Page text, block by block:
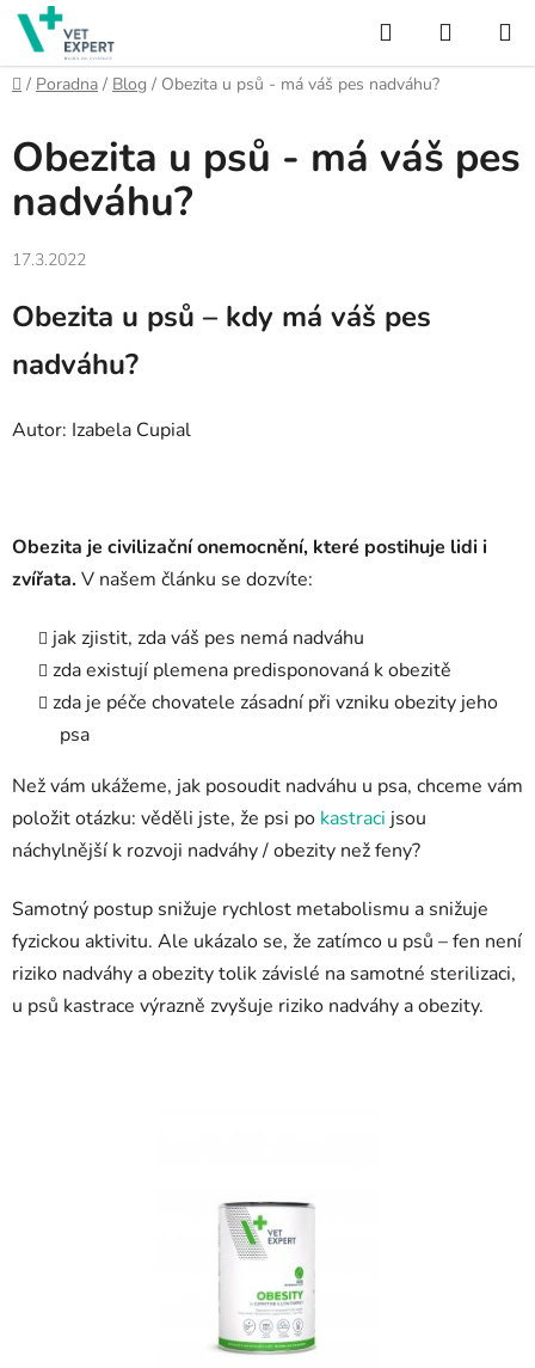
Přejít
obsah
Hledat
KOŠÍK
Domů
/ Poradna / Blog / Obezita u psů - má váš pes nadváhu?
Obezita u psů - má váš pes
nadváhu?
17.3.2022
Obezita u psů – kdy má váš pes
nadváhu?
Autor: Izabela Cupial
Obezita je civilizační onemocnění, které postihuje lidi i
zvířata. V našem článku se dozvíte:
jak zjistit, zda váš pes nemá nadváhu
zda existují plemena predisponovaná k obezitě
zda je péče chovatele zásadní při vzniku obezity jeho
psa
Než vám ukážeme, jak posoudit nadváhu u psa, chceme vám
položit otázku: věděli jste, že psi po kastraci jsou
náchylnější k rozvoji nadváhy / obezity než feny?
Samotný postup snižuje rychlost metabolismu a snižuje
fyzickou aktivitu. Ale ukázalo se, že zatímco u psů – fen není
riziko nadváhy a obezity tolik závislé na samotné sterilizaci,
u psů kastrace výrazně zvyšuje riziko nadváhy a obezity.